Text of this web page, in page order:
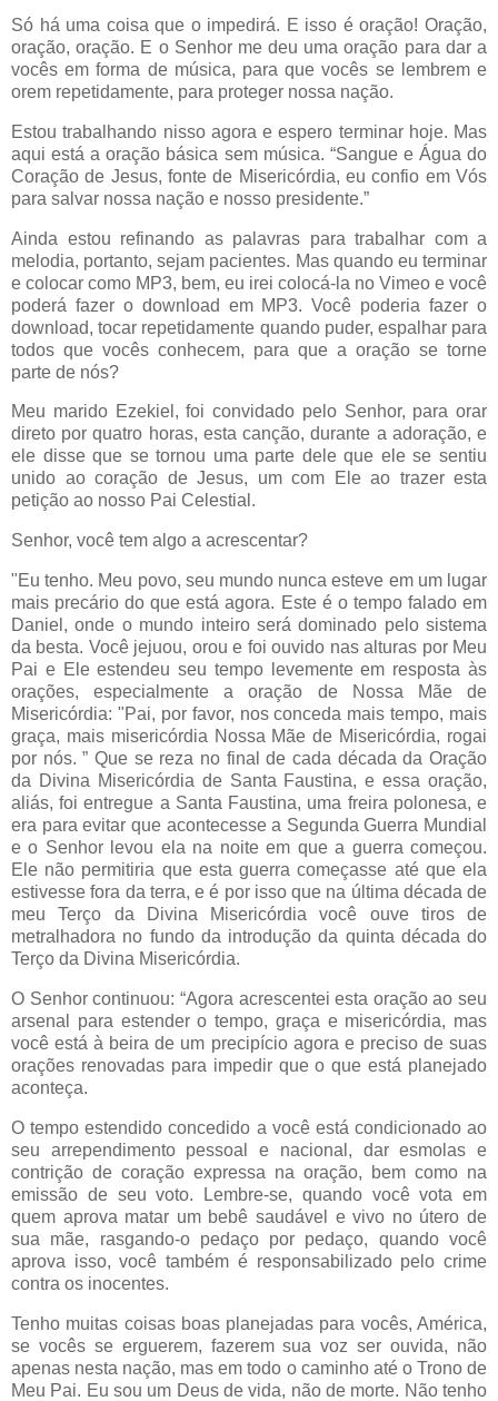
Só há uma coisa que o impedirá. E isso é oração! Oração,
oração, oração. E o Senhor me deu uma oração para dar a
vocês em forma de música, para que vocês se lembrem e
orem repetidamente, para proteger nossa nação.
Estou trabalhando nisso agora e espero terminar hoje. Mas
aqui está a oração básica sem música. “Sangue e Água do
Coração de Jesus, fonte de Misericórdia, eu confio em Vós
para salvar nossa nação e nosso presidente.”
Ainda estou refinando as palavras para trabalhar com a
melodia, portanto, sejam pacientes. Mas quando eu terminar
e colocar como MP3, bem, eu irei colocá-la no Vimeo e você
poderá fazer o download em MP3. Você poderia fazer o
download, tocar repetidamente quando puder, espalhar para
todos que vocês conhecem, para que a oração se torne
parte de nós?
Meu marido Ezekiel, foi convidado pelo Senhor, para orar
direto por quatro horas, esta canção, durante a adoração, e
ele disse que se tornou uma parte dele que ele se sentiu
unido ao coração de Jesus, um com Ele ao trazer esta
petição ao nosso Pai Celestial.
Senhor, você tem algo a acrescentar?
"Eu tenho. Meu povo, seu mundo nunca esteve em um lugar
mais precário do que está agora. Este é o tempo falado em
Daniel, onde o mundo inteiro será dominado pelo sistema
da besta. Você jejuou, orou e foi ouvido nas alturas por Meu
Pai e Ele estendeu seu tempo levemente em resposta às
orações, especialmente a oração de Nossa Mãe de
Misericórdia: "Pai, por favor, nos conceda mais tempo, mais
graça, mais misericórdia Nossa Mãe de Misericórdia, rogai
por nós. ” Que se reza no final de cada década da Oração
da Divina Misericórdia de Santa Faustina, e essa oração,
aliás, foi entregue a Santa Faustina, uma freira polonesa, e
era para evitar que acontecesse a Segunda Guerra Mundial
e o Senhor levou ela na noite em que a guerra começou.
Ele não permitiria que esta guerra começasse até que ela
estivesse fora da terra, e é por isso que na última década de
meu Terço da Divina Misericórdia você ouve tiros de
metralhadora no fundo da introdução da quinta década do
Terço da Divina Misericórdia.
O Senhor continuou: “Agora acrescentei esta oração ao seu
arsenal para estender o tempo, graça e misericórdia, mas
você está à beira de um precipício agora e preciso de suas
orações renovadas para impedir que o que está planejado
aconteça.
O tempo estendido concedido a você está condicionado ao
seu arrependimento pessoal e nacional, dar esmolas e
contrição de coração expressa na oração, bem como na
emissão de seu voto. Lembre-se, quando você vota em
quem aprova matar um bebê saudável e vivo no útero de
sua mãe, rasgando-o pedaço por pedaço, quando você
aprova isso, você também é responsabilizado pelo crime
contra os inocentes.
Tenho muitas coisas boas planejadas para vocês, América,
se vocês se erguerem, fazerem sua voz ser ouvida, não
apenas nesta nação, mas em todo o caminho até o Trono de
Meu Pai. Eu sou um Deus de vida, não de morte. Não tenho